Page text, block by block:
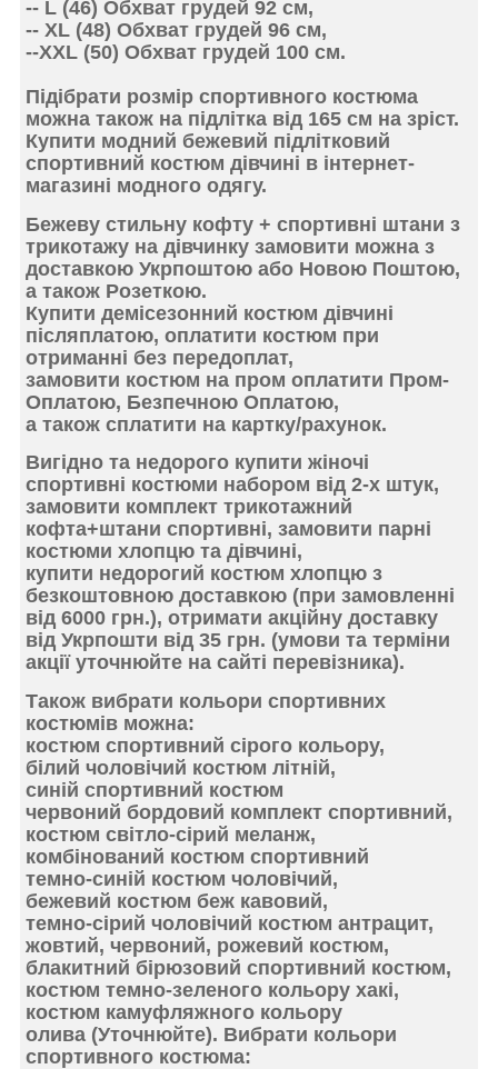
-- L (46) Обхват грудей 92 см,
-- XL (48) Обхват грудей 96 см,
--XXL (50) Обхват грудей 100 см.
Підібрати розмір спортивного костюма
можна також на підлітка від 165 см на зріст.
Купити модний бежевий підлітковий
спортивний костюм дівчині в інтернет-
магазині модного одягу.
Бежеву стильну кофту + спортивні штани з
трикотажу на дівчинку замовити можна з
доставкою Укрпоштою або Новою Поштою,
а також Розеткою.
Купити демісезонний костюм дівчині
післяплатою, оплатити костюм при
отриманні без передоплат,
замовити костюм на пром оплатити Пром-
Оплатою, Безпечною Оплатою,
а також сплатити на картку/рахунок.
Вигідно та недорого купити жіночі
спортивні костюми набором від 2-х штук,
замовити комплект трикотажний
кофта+штани спортивні, замовити парні
костюми хлопцю та дівчині,
купити недорогий костюм хлопцю з
безкоштовною доставкою (при замовленні
від 6000 грн.), отримати акційну доставку
від Укрпошти від 35 грн. (умови та терміни
акції уточнюйте на сайті перевізника).
Також вибрати кольори спортивних
костюмів можна:
костюм спортивний сірого кольору,
білий чоловічий костюм літній,
синій спортивний костюм
червоний бордовий комплект спортивний,
костюм світло-сірий меланж,
комбінований костюм спортивний
темно-синій костюм чоловічий,
бежевий костюм беж кавовий,
темно-сірий чоловічий костюм антрацит,
жовтий, червоний, рожевий костюм,
блакитний бірюзовий спортивний костюм,
костюм темно-зеленого кольору хакі,
костюм камуфляжного кольору
олива (Уточнюйте). Вибрати кольори
спортивного костюма: